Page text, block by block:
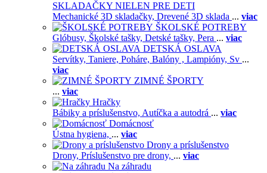
SKLADAČKY NIELEN PRE DETI
Mechanické 3D skladačky, Drevené 3D sklada ... viac
ŠKOLSKÉ POTREBY
Glóbusy, Školské tašky, Detské tašky, Pera ... viac
DETSKÁ OSLAVA
Servítky, Taniere, Poháre, Balóny , Lampióny, Sv ...
viac
ZIMNÉ ŠPORTY
... viac
Hračky
Bábiky a príslušenstvo, Autíčka a autodrá ... viac
Domácnosť
Ústna hygiena, ... viac
Drony a príslušenstvo
Drony, Príslušenstvo pre drony, ... viac
Na záhradu